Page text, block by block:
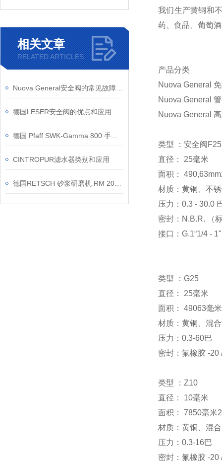
相关文章
RELATED ARTICLES
CINTROPUR滤水器类别和应用
我们生产黄铜和
药、食品、葡萄
产品分类
Nuova General
Nuova General
Nuova General
类型 ：安全阀F25
直径： 25毫米
面积：
材质：黄铜、不
压力：0.3 - 30.0
密封：N.B.R. （
接口：G.1“1/4 -
类型 ：G25
直径： 25毫米
面积： 49063毫
材质：黄铜、混
压力：0.3-60巴
密封：氟橡胶 -20
类型 ：Z10
直径： 10毫米
面积： 7850毫米2
材质：黄铜、混
压力：0.3-16巴
密封：氟橡胶 -20